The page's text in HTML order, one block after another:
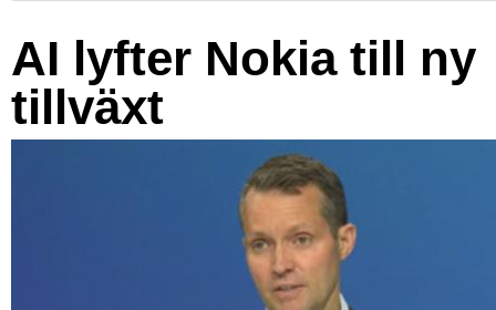
AI lyfter Nokia till ny
tillväxt